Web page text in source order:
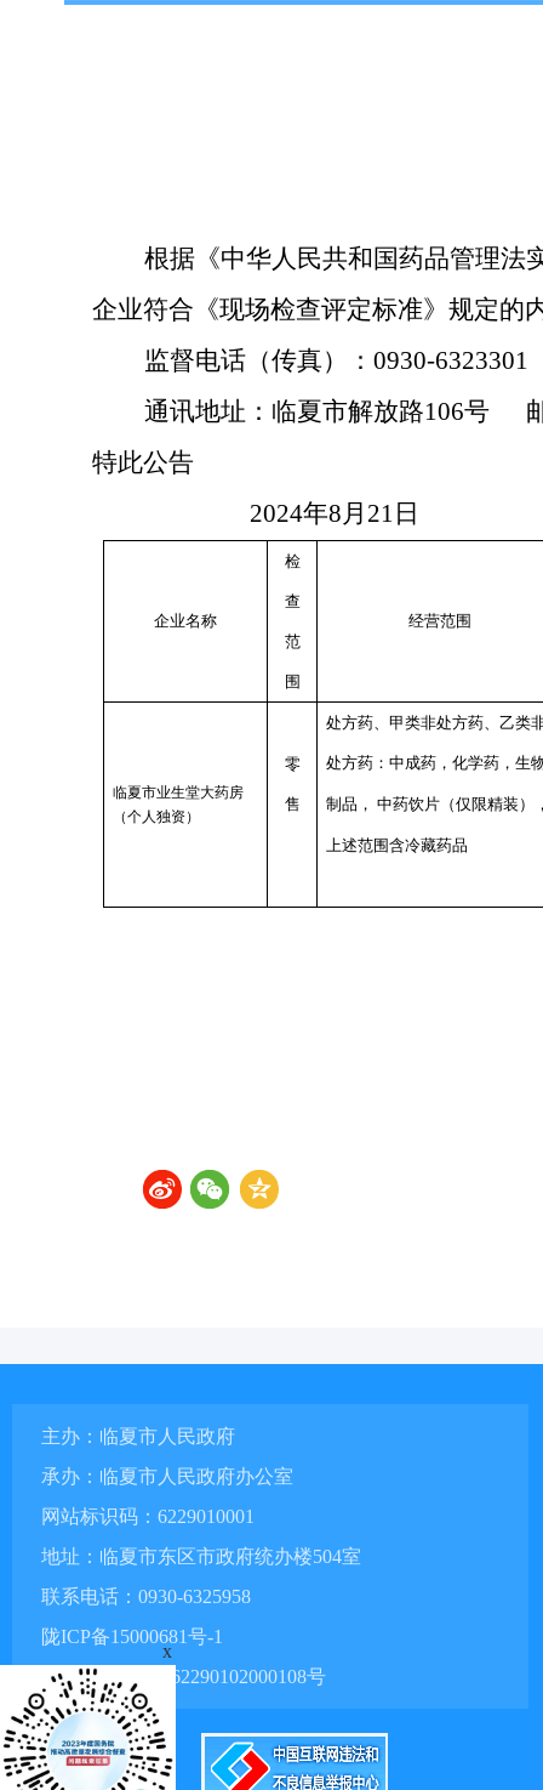
根据《中华人民共和国药品管理法
企业符合《现场检查评定标准》规定的
监督电话（传真）： 0930-6323301
通讯地址：临夏市解放路106号
特此公告
2024年8月 21 日
企业名称
检
查
范
围
经营范围
临夏市业生堂大药房
（个人独资）
零
售
处方药、甲类非处方药、乙类
处方药：中成药，化学药，生
制品 ， 中药饮片 （仅限精装 ）
上述范围含冷藏药品
主办：临夏市人民政府
承办：临夏市人民政府办公室
网站标识码：6229010001
地址：临夏市东区市政府统办楼504室
联系电话：0930-6325958
陇ICP备15000681号-1
甘公网安备 62290102000108号
x